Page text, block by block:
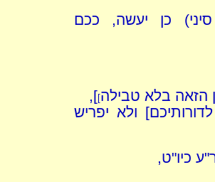
כן יעשה, ככם
הזאה בלא טבילה]
],
ולא יפריש
כיו"ט,